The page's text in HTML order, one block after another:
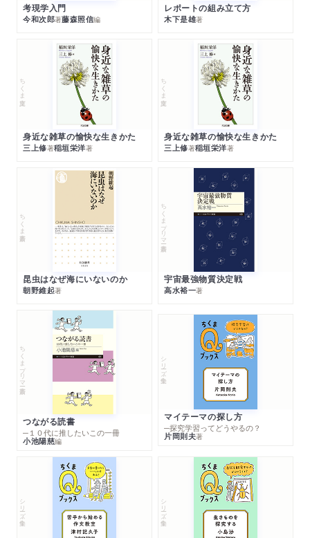
考現学入門
今和次郎著藤森照信編
レポートの組み立て方
木下是雄著
ちくま文庫
身近な雑草の愉快な生きかた
三上修著稲垣栄洋著
ちくま文庫
身近な雑草の愉快な生きかた
三上修著稲垣栄洋著
ちくま新書
昆虫はなぜ海にいないのか
朝野維起著
ちくまプリマー新書
宇宙最強物質決定戦
高水裕一著
ちくまプリマー新書
つながる読書
─１０代に推したいこの一冊
小池陽慈編
シリーズ・全集
マイテーマの探し方
─探究学習ってどうやるの？
片岡則夫著
シリーズ・全集 シリーズ・全集